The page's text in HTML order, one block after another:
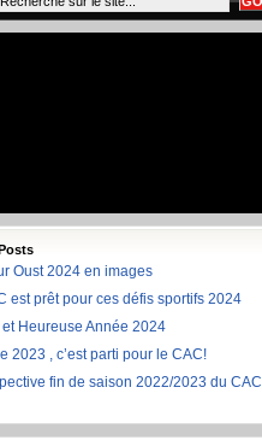
Oust 2024 en images
est prêt pour ces défis sportifs 2024
et Heureuse Année 2024
2023 , c’est parti pour le CAC!
fin de saison 2022/2023 du CAC